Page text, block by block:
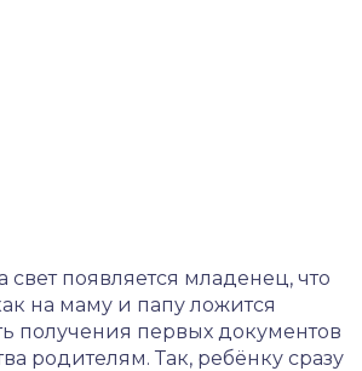
появляется младенец, что
на маму и папу ложится
получения первых документов
родителям. Так, ребёнку сразу